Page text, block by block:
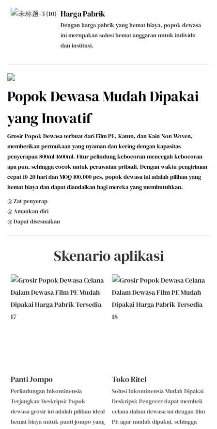
Harga Pabrik
Dengan harga pabrik yang hemat biaya, popok dewasa
ini merupakan solusi hemat anggaran untuk individu
dan institusi.
Popok Dewasa Mudah Dipakai
yang Inovatif
Grosir Popok Dewasa terbuat dari Film PE, Katun, dan Kain Non Woven,
memberikan permukaan yang nyaman dan kering dengan kapasitas
penyerapan 800ml-1600ml. Fitur pelindung kebocoran mencegah kebocoran
apa pun, sehingga cocok untuk perawatan pribadi. Dengan waktu pengiriman
cepat 10-20 hari dan MOQ 100.000 pcs, popok dewasa ini adalah pilihan yang
hemat biaya dan dapat diandalkan bagi mereka yang membutuhkan.
◎ Zat penyerap
◎ Amankan diri
◎ Dapat disesuaikan
Skenario aplikasi
Panti Jompo
Perlindungan Inkontinensia
Terjangkau Deskripsi: Popok
dewasa grosir ini adalah pilihan ideal
hemat biaya untuk panti jompo yang
Toko Ritel
Solusi Inkontinensia Mudah Dipakai
Deskripsi: Pengecer dapat membeli
celana dalam dewasa ini dengan film
PE agar mudah dipakai, sehingga